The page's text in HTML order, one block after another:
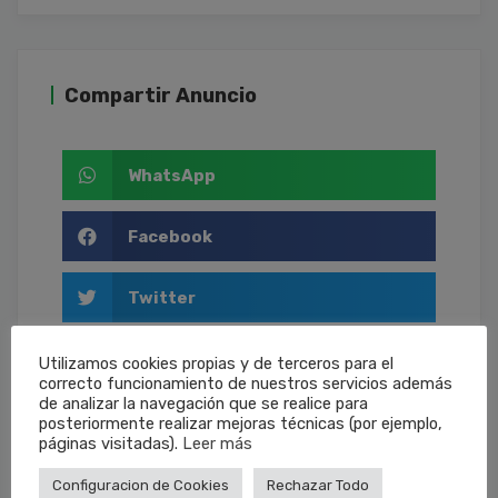
Compartir Anuncio
WhatsApp
Facebook
Twitter
LinkedIn
Email
Utilizamos cookies propias y de terceros para el
correcto funcionamiento de nuestros servicios además
de analizar la navegación que se realice para
posteriormente realizar mejoras técnicas (por ejemplo,
páginas visitadas). Leer más
Configuracion de Cookies Rechazar Todo